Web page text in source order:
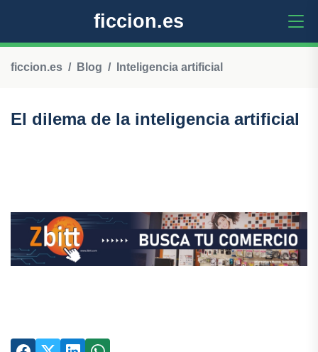
ficcion.es
ficcion.es Blog Inteligencia artificial
El dilema de la inteligencia artificial